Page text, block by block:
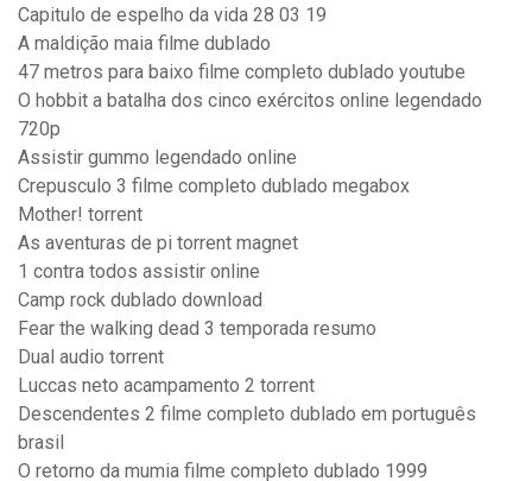
Capitulo de espelho da vida 28 03 19
A maldição maia filme dublado
47 metros para baixo filme completo dublado youtube
O hobbit a batalha dos cinco exércitos online legendado
720p
Assistir gummo legendado online
Crepusculo 3 filme completo dublado megabox
Mother! torrent
As aventuras de pi torrent magnet
1 contra todos assistir online
Camp rock dublado download
Fear the walking dead 3 temporada resumo
Dual audio torrent
Luccas neto acampamento 2 torrent
Descendentes 2 filme completo dublado em português
brasil
O retorno da mumia filme completo dublado 1999